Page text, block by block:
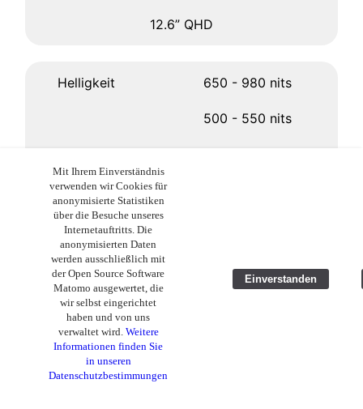
12.6” QHD
Helligkeit 650 - 980 nits
500 - 550 nits
400 nits
Hauptkamera
48/8 MP
48/8 MP
Mit Ihrem Einverständnis
verwenden wir Cookies für
anonymisierte Statistiken
über die Besuche unseres
Internetauftritts. Die
anonymisierten Daten
werden ausschließlich mit
der Open Source Software
Matomo ausgewertet, die
wir selbst eingerichtet
haben und von uns
verwaltet wird. Weitere
Informationen finden Sie
in unseren
Datenschutzbestimmungen
Einverstanden